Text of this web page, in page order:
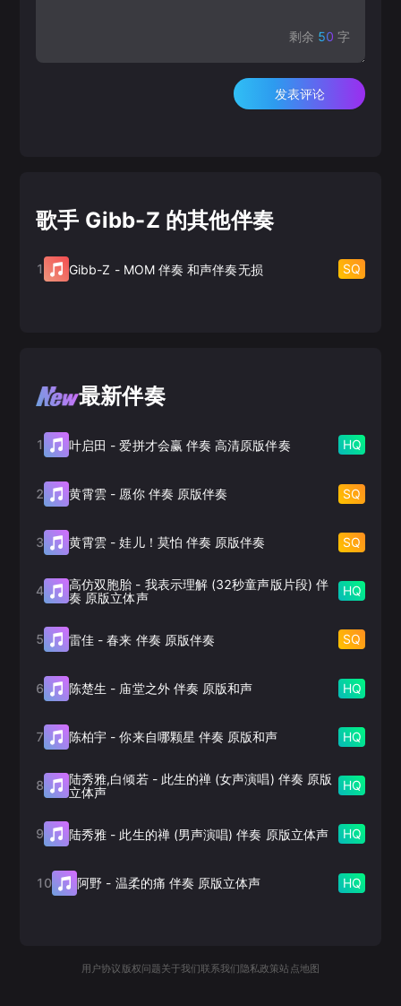
剩余 50 字
发表评论
歌手 Gibb-Z 的其他伴奏
1 Gibb-Z - MOM 伴奏 和声伴奏无损 SQ
最新伴奏
1 叶启田 -爱拼才会赢 伴奏 高清原版伴奏 HQ
2 黄霄雲 - 愿你 伴奏 原版伴奏 SQ
3 黄霄雲 -娃儿！莫怕 伴奏 原版伴奏 SQ
4 高仿双胞胎 - 我表示理解 (32秒童声版片段) 伴
奏 原版立体声
HQ
5 雷佳 -春来 伴奏 原版伴奏 SQ
6 陈楚生 - 庙堂之外 伴奏 原版和声 HQ
7 陈柏宇 -你来自哪颗星 伴奏 原版和声 HQ
8 陆秀雅,白倾若- 此生的禅 (女声演唱) 伴奏 原版
立体声
HQ
9 陆秀雅 - 此生的禅 (男声演唱) 伴奏 原版立体声 HQ
10 阿野 - 温柔的痛 伴奏 原版立体声 HQ
用户协议 版权问题关于我们联系我们 隐私政策站点地图